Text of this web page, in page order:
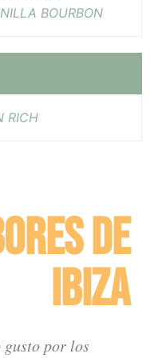
BOURBON
RICH
DE
IBIZA
gusto por los